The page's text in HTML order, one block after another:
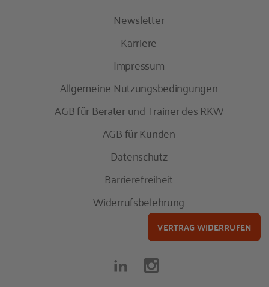
Newsletter
Karriere
Impressum
Allgemeine Nutzungsbedingungen
AGB für Berater und Trainer des RKW
AGB für Kunden
Datenschutz
Barrierefreiheit
Widerrufsbelehrung
VERTRAG WIDERRUFEN